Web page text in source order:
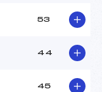
53
44
45